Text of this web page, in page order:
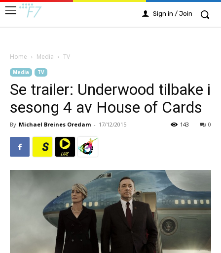
Sign in / Join
Home Media TV
Media TV
Se trailer: Underwood tilbake i
sesong 4 av House of Cards
By Michael Breines Oredam - 17/12/2015 0
143